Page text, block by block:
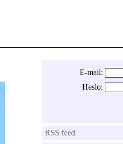
E-mail:
Heslo:
RSS feed